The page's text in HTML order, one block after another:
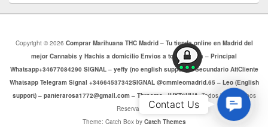
Copyright © 2026 Comprar Marihuana THC Madrid – Tu tienda online en Madrid del
mejor Cannabis y Hachis a domicilio Envios a toda Europa – Principal
Whatsapp+34677084290 SIGNAL – yeffy (no english support) – Secundario AttCliente
Whatsapp Telegram Signal +34664537342SIGNAL @cmmleomadrid.65 – Leo (English
support) – panterarosa1772@gmail.com – Threema: JHXT6HHA. Todos los Derechos
Reservados.
Theme: Catch Box by Catch Themes
Us
Contact Us